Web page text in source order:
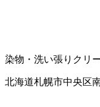
染物・洗い張り クリ
北海道札幌市中央区